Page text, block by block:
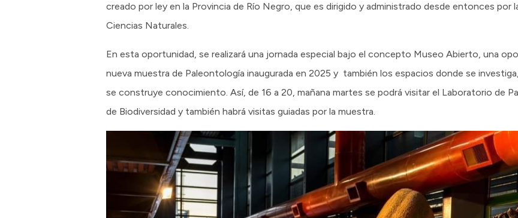
creado por ley en la Provincia de Río Negro, que es dirigido y administrado desde entonces por
Ciencias Naturales.
En esta oportunidad, se realizará una jornada especial bajo el concepto Museo Abierto, una
nueva muestra de Paleontología inaugurada en 2025 y también los espacios donde se
se construye conocimiento. Así, de 16 a 20, mañana martes se podrá visitar el Laboratorio de
de Biodiversidad y también habrá visitas guiadas por la muestra.